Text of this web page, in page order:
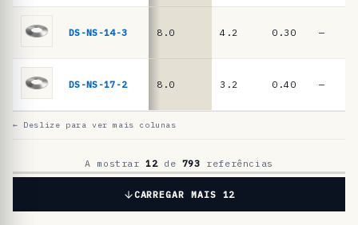
a
N
0
3
DS-NS-14-3 8.0 4.2 0.30 —
DS-NS-17-2 8.0 3.2 0.40 —
← Deslize para ver mais colunas
A mostrar12de 793 referências
CARREGAR MAIS 12